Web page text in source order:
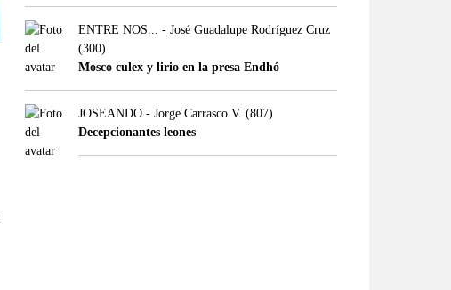
ENTRE NOS... - José Guadalupe Rodríguez Cruz
(300)
Mosco culex y lirio en la presa Endhó
JOSEANDO - Jorge Carrasco V. (807)
Decepcionantes leones